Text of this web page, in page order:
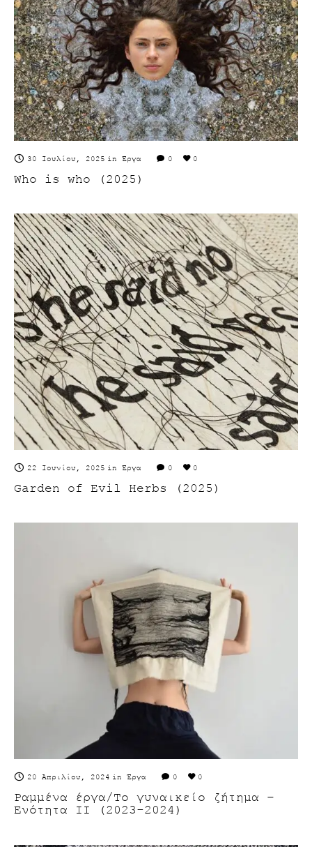
30 Ιουλίου, 2025 in Έργα 0 0
Who is who (2025)
22 Ιουνίου, 2025 in Έργα 0 0
Garden of Evil Herbs (2025)
20 Απριλίου, 2024 in Έργα 0 0
Ραμμένα έργα/Το γυναικείο ζήτημα –
Ενότητα ΙΙ (2023-2024)